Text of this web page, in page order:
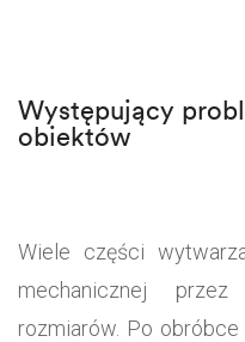
Występujący
obiektów
Wiele części
mechanicznej
rozmiarów. Po